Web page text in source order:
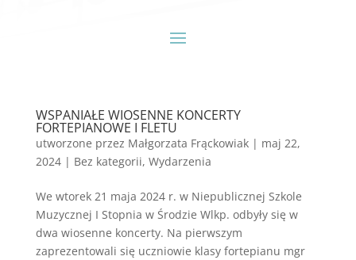
WSPANIAŁE WIOSENNE KONCERTY
FORTEPIANOWE I FLETU
utworzone przez Małgorzata Frąckowiak| maj 22,
2024| Bez kategorii, Wydarzenia
We wtorek 21 maja 2024 r. w Niepublicznej Szkole
Muzycznej I Stopnia w Środzie Wlkp. odbyły się w
dwa wiosenne koncerty. Na pierwszym
zaprezentowali się uczniowie klasy fortepianu mgr